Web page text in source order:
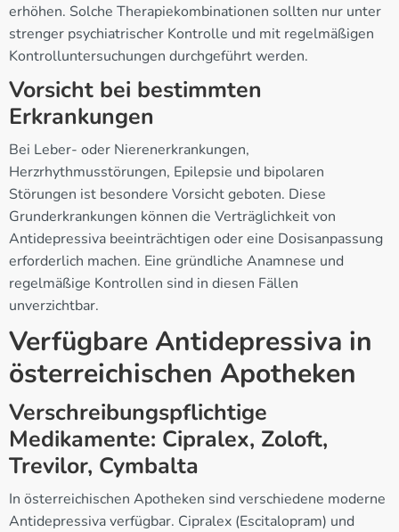
erhöhen. Solche Therapiekombinationen sollten nur unter
strenger psychiatrischer Kontrolle und mit regelmäßigen
Kontrolluntersuchungen durchgeführt werden.
Vorsicht bei bestimmten
Erkrankungen
Bei Leber- oder Nierenerkrankungen,
Herzrhythmusstörungen, Epilepsie und bipolaren
Störungen ist besondere Vorsicht geboten. Diese
Grunderkrankungen können die Verträglichkeit von
Antidepressiva beeinträchtigen oder eine Dosisanpassung
erforderlich machen. Eine gründliche Anamnese und
regelmäßige Kontrollen sind in diesen Fällen
unverzichtbar.
Verfügbare Antidepressiva in
österreichischen Apotheken
Verschreibungspflichtige
Medikamente: Cipralex, Zoloft,
Trevilor, Cymbalta
In österreichischen Apotheken sind verschiedene moderne
Antidepressiva verfügbar. Cipralex (Escitalopram) und